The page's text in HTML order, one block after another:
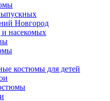
Новгород
насекомых
костюмы для детей